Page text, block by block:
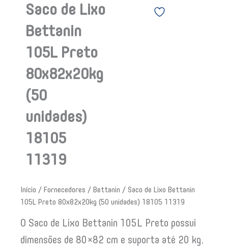
Saco de Lixo
Bettanin
105L Preto
80x82x20kg
(50
unidades)
18105
11319
Início / Fornecedores / Bettanin / Saco de Lixo Bettanin
105L Preto 80x82x20kg (50 unidades) 18105 11319
O Saco de Lixo Bettanin 105L Preto possui
dimensões de 80×82 cm e suporta até 20 kg.